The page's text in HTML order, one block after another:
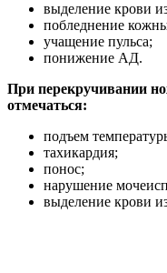
выделение крови
побледнение
учащение пульса;
понижение АД.
При перекручивании
отмечаться:
подъем
тахикардия;
понос;
нарушение
выделение крови